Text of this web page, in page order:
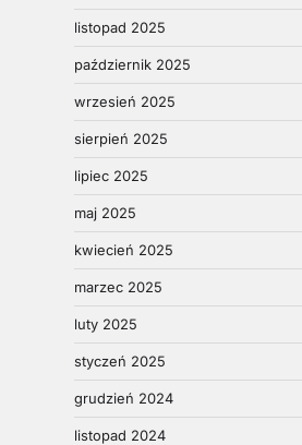
listopad 2025
październik 2025
wrzesień 2025
sierpień 2025
lipiec 2025
maj 2025
kwiecień 2025
marzec 2025
luty 2025
styczeń 2025
grudzień 2024
listopad 2024